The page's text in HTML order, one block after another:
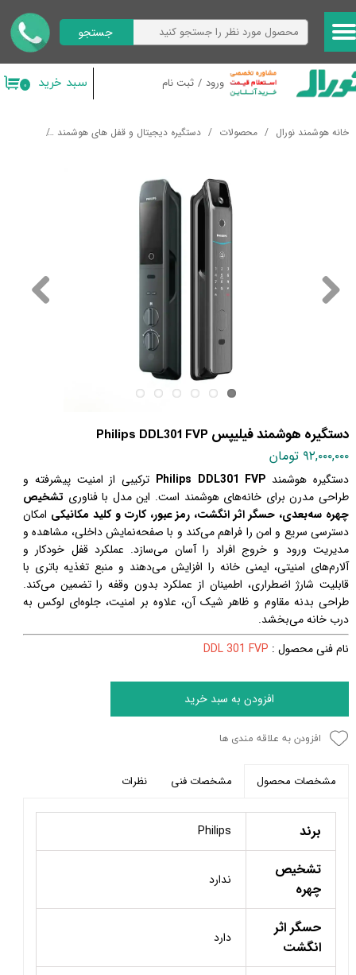
ورود / ثبت نام
حساب کاربری من
تغییر گذر واژه
خروج از حساب کاربری
جستجو
۰ سبد خرید
خانه هوشمند نورال محصولات دستگیره دیجیتال و قفل های هوشمند
دستگیره هوشمند فیلیپس Philips DDL301 FVP
۹۲,۰۰۰,۰۰۰ تومان
دستگیره هوشمند Philips DDL301 FVP ترکیبی از امنیت پیشرفته و
طراحی مدرن برای خانه‌های هوشمند است. این مدل با فناوری تشخیص
چهره سه‌بعدی، حسگر اثر انگشت، رمز عبور، کارت و کلید مکانیکی امکان
دسترسی سریع و امن را فراهم می‌کند و با صفحه‌نمایش داخلی، مشاهده و
مدیریت ورود و خروج افراد را آسان می‌سازد. عملکرد قفل خودکار و
آلارم‌های امنیتی، ایمنی خانه را افزایش می‌دهند و منبع تغذیه باتری با
قابلیت شارژ اضطراری، اطمینان از عملکرد بدون وقفه را تضمین می‌کند.
طراحی بدنه مقاوم و ظاهر شیک آن، علاوه بر امنیت، جلوه‌ای لوکس به
درب خانه می‌بخشد.
نام فنی محصول : DDL 301 FVP
افزودن به سبد خرید
افزودن به علاقه مندی ها
مشخصات محصول مشخصات فنی نظرات
برند Philips
تشخیص
چهره
ندارد
حسگر اثر
انگشت
دارد